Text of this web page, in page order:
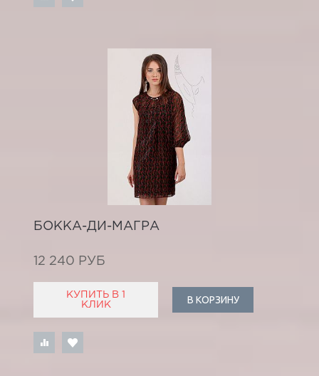
БОККА-ДИ-МАГРА
12 240 РУБ
КУПИТЬ В 1
КЛИК
В КОРЗИНУ